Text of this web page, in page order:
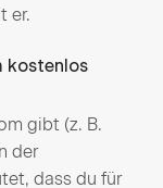
er.
kostenlos
gibt (z. B.
der
dass du für